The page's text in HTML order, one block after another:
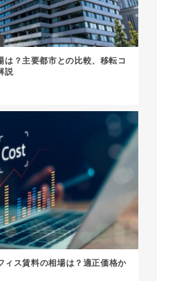
は？主要都市との比較、移転コ
説
ィス賃料の相場は？適正価格か